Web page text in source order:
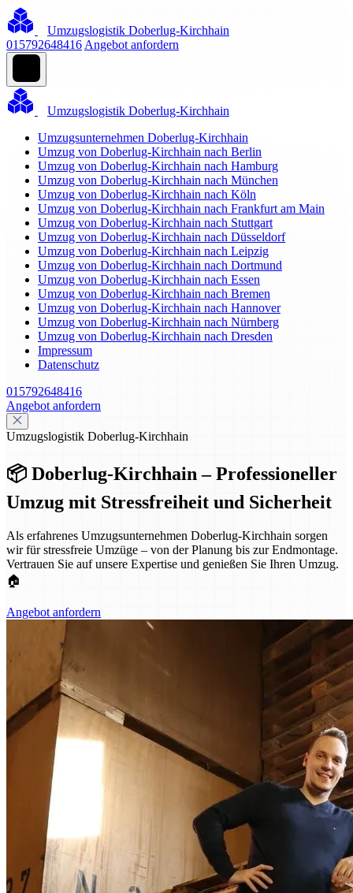
Umzugslogistik Doberlug-Kirchhain
015792648416 Angebot anfordern
Umzugslogistik Doberlug-Kirchhain
Umzugsunternehmen Doberlug-Kirchhain
Umzug von Doberlug-Kirchhain nach Berlin
Umzug von Doberlug-Kirchhain nach Hamburg
Umzug von Doberlug-Kirchhain nach München
Umzug von Doberlug-Kirchhain nach Köln
Umzug von Doberlug-Kirchhain nach Frankfurt am Main
Umzug von Doberlug-Kirchhain nach Stuttgart
Umzug von Doberlug-Kirchhain nach Düsseldorf
Umzug von Doberlug-Kirchhain nach Leipzig
Umzug von Doberlug-Kirchhain nach Dortmund
Umzug von Doberlug-Kirchhain nach Essen
Umzug von Doberlug-Kirchhain nach Bremen
Umzug von Doberlug-Kirchhain nach Hannover
Umzug von Doberlug-Kirchhain nach Nürnberg
Umzug von Doberlug-Kirchhain nach Dresden
Impressum
Datenschutz
015792648416
Angebot anfordern
Umzugslogistik Doberlug-Kirchhain
📦 Doberlug-Kirchhain – Professioneller
Umzug mit Stressfreiheit und Sicherheit
Als erfahrenes Umzugsunternehmen Doberlug-Kirchhain sorgen
wir für stressfreie Umzüge – von der Planung bis zur Endmontage.
Vertrauen Sie auf unsere Expertise und genießen Sie Ihren Umzug.
🏠
Angebot anfordern